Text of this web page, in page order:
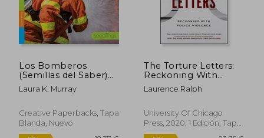
5%
dcto.
46,28 € 5%
dcto.
Los Bomberos
(Semillas del Saber)
(en Inglés)
Laura K. Murray
Creative Paperbacks, Tapa
Blanda, Nuevo
The Torture Letters:
Reckoning With
Police Violence (en
Inglés)
Laurence Ralph
University Of Chicago
Press, 2020, 1 Edición, Tapa
Blanda, Nuevo